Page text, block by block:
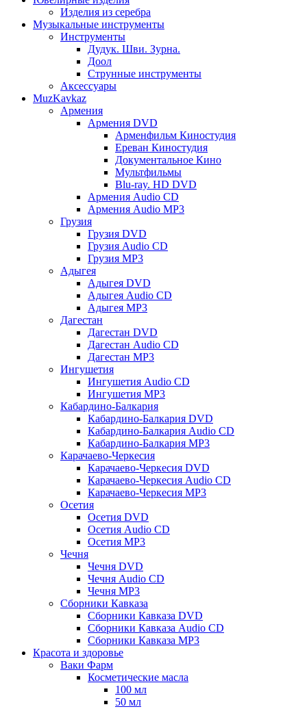
Изделия из серебра
Музыкальные инструменты
Инструменты
Дудук. Шви. Зурна.
Доол
Струнные инструменты
Аксессуары
MuzKavkaz
Армения
Армения DVD
Арменфильм Киностудия
Ереван Киностудия
Документальное Кино
Мультфильмы
Blu-ray. HD DVD
Армения Audio CD
Армения Audio MP3
Грузия
Грузия DVD
Грузия Audio CD
Грузия MP3
Адыгея
Адыгея DVD
Адыгея Audio CD
Адыгея MP3
Дагестан
Дагестан DVD
Дагестан Audio CD
Дагестан MP3
Ингушетия
Ингушетия Audio CD
Ингушетия MP3
Кабардино-Балкария
Кабардино-Балкария DVD
Кабардино-Балкария Audio CD
Кабардино-Балкария MP3
Карачаево-Черкесия
Карачаево-Черкесия DVD
Карачаево-Черкесия Audio CD
Карачаево-Черкесия MP3
Осетия
Осетия DVD
Осетия Audio CD
Осетия MP3
Чечня
Чечня DVD
Чечня Audio CD
Чечня MP3
Сборники Кавказа
Сборники Кавказа DVD
Сборники Кавказа Audio CD
Сборники Кавказа MP3
Красота и здоровье
Ваки Фарм
Косметические масла
100 мл
50 мл